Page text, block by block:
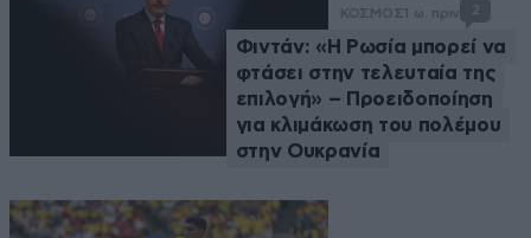
ΚΟΣΜΟΣ 1 ω. πριν 2
Φιντάν: «Η Ρωσία μπορεί να
φτάσει στην τελευταία της
επιλογή» – Προειδοποίηση
για κλιμάκωση του πολέμου
στην Ουκρανία